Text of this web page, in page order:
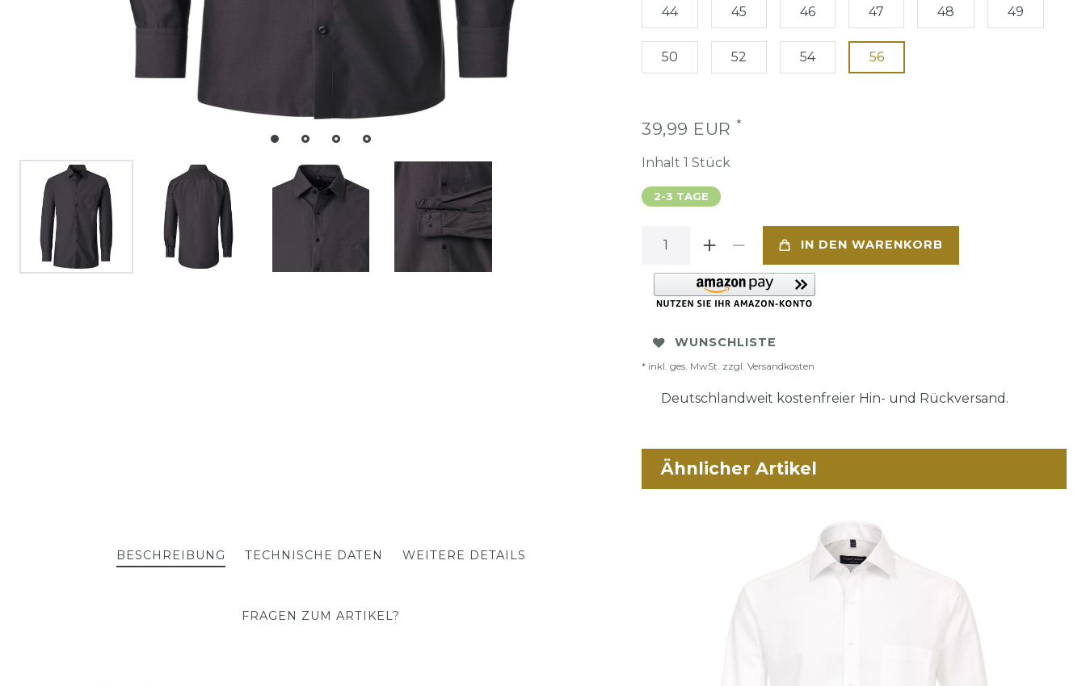
44 45 46 47 48 49
50 52 54 56
39,99 EUR *
Inhalt 1 Stück
2-3 TAGE
IN DEN WARENKORB
WUNSCHLISTE
* inkl. ges. MwSt. zzgl. Versandkosten
Deutschlandweit kostenfreier Hin- und Rückversand.
BESCHREIBUNG TECHNISCHE DATEN WEITERE DETAILS
FRAGEN ZUM ARTIKEL?
Ähnlicher Artikel